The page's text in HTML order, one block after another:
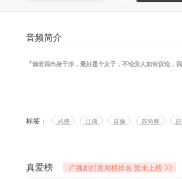
音频简介
『倘若我出身干净，最好是个女子，不论旁人如何议论，
如似我闻原著，觉醒时代、九怀中文网联合出品制作，
路扬 饰 旁白
文森 饰 尹怀殊
曲正 饰 沈慎思
标签： 武侠 江湖 群像 苏尚卿
真爱榜 广播剧打赏周榜排名 暂未上榜